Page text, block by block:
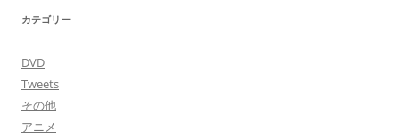
カテゴリー
DVD
Tweets
その他
アニメ